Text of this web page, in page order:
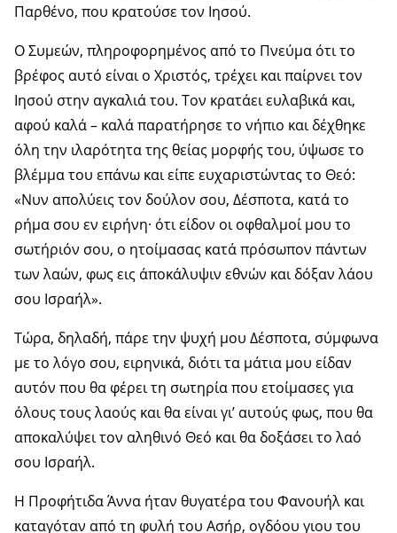
Παρθένο, που κρατούσε τον Ιησού.
Ο Συμεών, πληροφορημένος από το Πνεύμα ότι το
βρέφος αυτό είναι ο Χριστός, τρέχει και παίρνει τον
Ιησού στην αγκαλιά του. Τον κρατάει ευλαβικά και,
αφού καλά – καλά παρατήρησε το νήπιο και δέχθηκε
όλη την ιλαρότητα της θείας μορφής του, ύψωσε το
βλέμμα του επάνω και είπε ευχαριστώντας το Θεό:
«Νυν απολύεις τον δούλον σου, Δέσποτα, κατά το
ρήμα σου εν ειρήνη· ότι είδον οι οφθαλμοί μου το
σωτήριόν σου, ο ητοίμασας κατά πρόσωπον πάντων
των λαών, φως εις άποκάλυψιν εθνών και δόξαν λάου
σου Ισραήλ».
Τώρα, δηλαδή, πάρε την ψυχή μου Δέσποτα, σύμφωνα
με το λόγο σου, ειρηνικά, διότι τα μάτια μου είδαν
αυτόν που θα φέρει τη σωτηρία που ετοίμασες για
όλους τους λαούς και θα είναι γι’ αυτούς φως, που θα
αποκαλύψει τον αληθινό Θεό και θα δοξάσει το λαό
σου Ισραήλ.
Η Προφήτιδα Άννα ήταν θυγατέρα του Φανουήλ και
καταγόταν από τη φυλή του Ασήρ, ογδόου γιου του